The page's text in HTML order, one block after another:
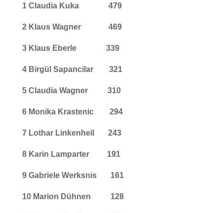
1 Claudia Kuka 479
2 Klaus Wagner 469
3 Klaus Eberle 339
4 Birgül Sapancilar 321
5 Claudia Wagner 310
6 Monika Krastenic 294
7 Lothar Linkenheil 243
8 Karin Lamparter 191
9 Gabriele Werksnis 161
10 Marion Dühnen 128